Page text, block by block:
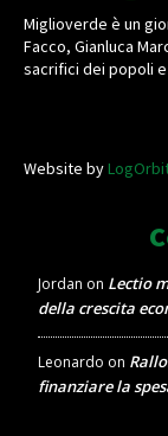
Miglioverde è un
Facco, Gianluca
sacrifici dei popoli
Website by
Jordan on Lectio
della crescita
Leonardo on
finanziare la